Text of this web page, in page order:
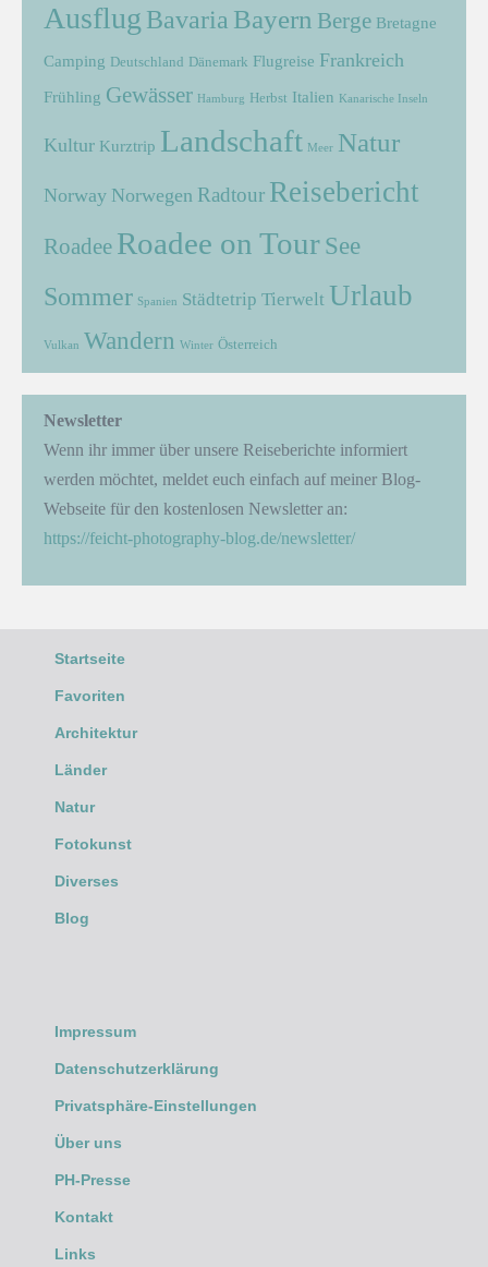
Ausflug Bavaria Bayern Berge Bretagne
Camping Deutschland Dänemark Flugreise Frankreich
Frühling Gewässer Hamburg Herbst Italien Kanarische Inseln
Kultur Kurztrip Landschaft Meer Natur
Norway Norwegen Radtour Reisebericht
Roadee Roadee on Tour See
Sommer Spanien Städtetrip Tierwelt Urlaub
Vulkan Wandern Winter Österreich
Newsletter
Wenn ihr immer über unsere Reiseberichte informiert
werden möchtet, meldet euch einfach auf meiner Blog-
Webseite für den kostenlosen Newsletter an:
https://feicht-photography-blog.de/newsletter/
Startseite
Favoriten
Architektur
Länder
Natur
Fotokunst
Diverses
Blog
Impressum
Datenschutzerklärung
Privatsphäre-Einstellungen
Über uns
PH-Presse
Kontakt
Links